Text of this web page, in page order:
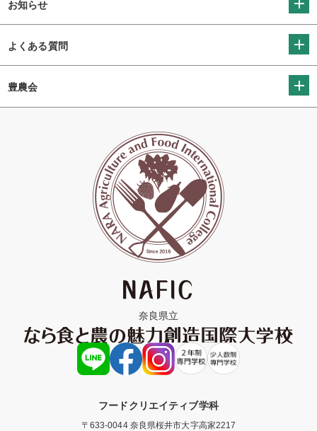
お知らせ
よくある質問
豊農会
奈良県立
フードクリエイティブ学科
〒633-0044 奈良県桜井市大字高家2217